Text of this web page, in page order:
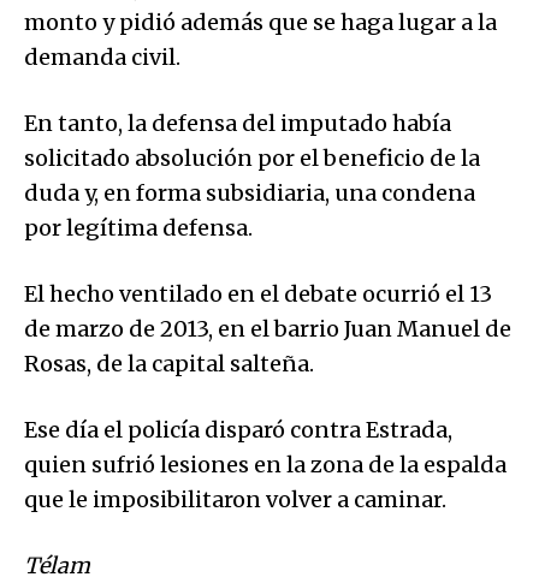
monto y pidió además que se haga lugar a la
demanda civil.
En tanto, la defensa del imputado había
solicitado absolución por el beneficio de la
duda y, en forma subsidiaria, una condena
por legítima defensa.
El hecho ventilado en el debate ocurrió el 13
de marzo de 2013, en el barrio Juan Manuel de
Rosas, de la capital salteña.
Ese día el policía disparó contra Estrada,
quien sufrió lesiones en la zona de la espalda
que le imposibilitaron volver a caminar.
Télam